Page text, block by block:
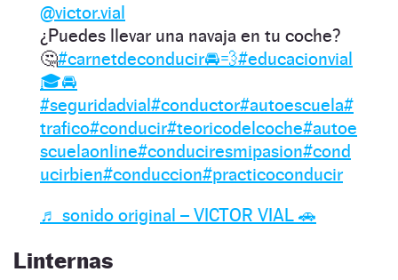
@victor.vial
¿Puedes llevar una navaja en tu coche?
🤔#carnetdeconducir🚘💨#educacionvial
🎓🚘
#seguridadvial#conductor#autoescuela#
trafico#conducir#teoricodelcoche#autoe
scuelaonline#conduciresmipasion#cond
ucirbien#conduccion#practicoconducir
♬ sonido original – VICTOR VIAL 🚗
Linternas